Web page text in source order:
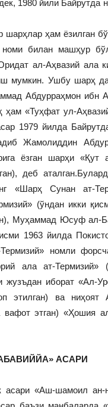
1980 йили Байрутда
шарҳлар ҳам ёзилган
билан машҳур
ал-Аҳвазий ала
мумкин. Ушбу шарҳ
Абдурраҳмон ибн
«Туҳфат ул-
1979 йилда
Жамолиддин
ёзган шарҳи
деб
«Шарҳ Сунан ат-
(ўндан икки
Муҳаммад Юсуф ал-
1963 йилда
номли
ала ат-Термизий»
жузъдан иборат
этилган) ва
этган) «Ҳошия
АСАРИ
«Аш-шамоил ан-